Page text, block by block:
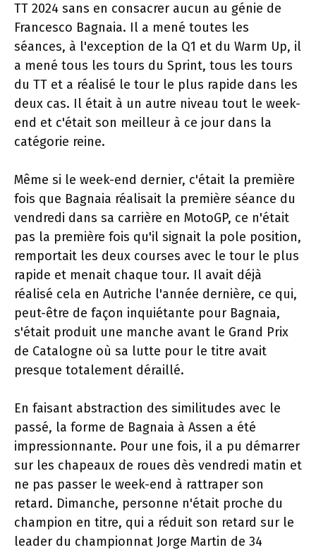
TT 2024 sans en consacrer aucun au génie de
Francesco Bagnaia. Il a mené toutes les
séances, à l'exception de la Q1 et du Warm Up, il
a mené tous les tours du Sprint, tous les tours
du TT et a réalisé le tour le plus rapide dans les
deux cas. Il était à un autre niveau tout le week-
end et c'était son meilleur à ce jour dans la
catégorie reine.
Même si le week-end dernier, c'était la première
fois que Bagnaia réalisait la première séance du
vendredi dans sa carrière en MotoGP, ce n'était
pas la première fois qu'il signait la pole position,
remportait les deux courses avec le tour le plus
rapide et menait chaque tour. Il avait déjà
réalisé cela en Autriche l'année dernière, ce qui,
peut-être de façon inquiétante pour Bagnaia,
s'était produit une manche avant le Grand Prix
de Catalogne où sa lutte pour le titre avait
presque totalement déraillé.
En faisant abstraction des similitudes avec le
passé, la forme de Bagnaia à Assen a été
impressionnante. Pour une fois, il a pu démarrer
sur les chapeaux de roues dès vendredi matin et
ne pas passer le week-end à rattraper son
retard. Dimanche, personne n'était proche du
champion en titre, qui a réduit son retard sur le
leader du championnat Jorge Martin de 34